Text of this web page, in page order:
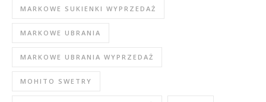
MARKOWE SUKIENKI WYPRZEDAŻ
MARKOWE UBRANIA
MARKOWE UBRANIA WYPRZEDAŻ
MOHITO SWETRY